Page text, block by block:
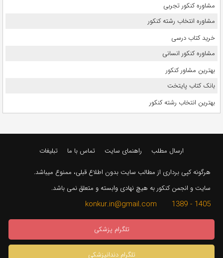
مشاوره کنکور تجربی
مشاوره انتخاب رشته کنکور
خرید کتاب درسی
مشاوره کنکور انسانی
بهترین مشاور کنکور
بانک کتاب پایتخت
بهترین انتخاب رشته کنکور
ارسال مطلب راهنمای سایت تماس با ما تبلیغات
هرگونه کپی برداری از مطالب سایت بدون اطلاع قبلی، ممنوع میباشد.
سایت و انجمن کنکور به هیچ نهادی وابسته و متعلق نمی باشد.
1405 - 1389 konkur.in@gmail.com
تلگرام پزشکی
تلگرام دندانپزشکی